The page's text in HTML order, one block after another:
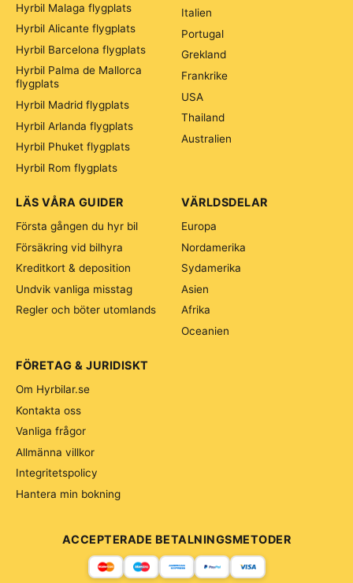
Hyrbil Malaga flygplats
Hyrbil Alicante flygplats
Hyrbil Barcelona flygplats
Hyrbil Palma de Mallorca
flygplats
Hyrbil Madrid flygplats
Hyrbil Arlanda flygplats
Hyrbil Phuket flygplats
Hyrbil Rom flygplats
Italien
Portugal
Grekland
Frankrike
USA
Thailand
Australien
VÄRLDSDELAR
Europa
Nordamerika
Sydamerika
Asien
Afrika
Oceanien
LÄS VÅRA GUIDER
Första gången du hyr bil
Försäkring vid bilhyra
Kreditkort & deposition
Undvik vanliga misstag
Regler och böter utomlands
FÖRETAG & JURIDISKT
Om Hyrbilar.se
Kontakta oss
Vanliga frågor
Allmänna villkor
Integritetspolicy
Hantera min bokning
ACCEPTERADE BETALNINGSMETODER